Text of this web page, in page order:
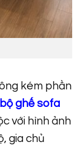
kém phần
bộ ghế sofa
với hình ảnh
gia chủ